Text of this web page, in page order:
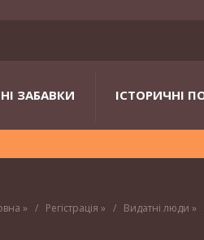
ЗАБАВКИ ІСТОРИЧНІ
» Регістрація » Видатні люди »